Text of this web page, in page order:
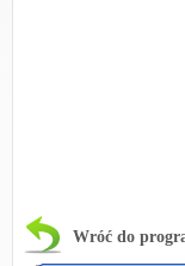
Wróć do